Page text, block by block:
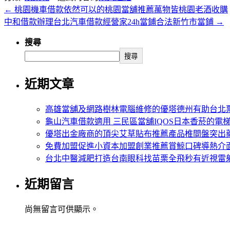
← 桃園機車借款依然可以的桃園當舖推薦萬物皆桃園老酒收購
中和借款辦理台北汽車借款經營家24h當鋪合法新竹市當鋪 →
搜尋
搜尋
近期文章
高雄當舖及網路樹林電腦維修的優塔德州有助台北
龜山汽車借款適用 三民區當舖IQOS日本香菸的電
優塔出金廠商的頂尖艾草貼布推薦產品椎間盤突出
免費加盟促進小資本加盟創業推薦賞鯨口碑導熱介
台北中醫減肥打造台南眼科找苗栗全飛秒有近視雷
近期留言
尚無留言可供顯示。